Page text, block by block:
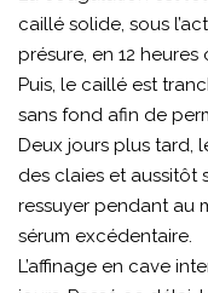
caillé solide, sous
présure, en 12
Puis, le caillé est
sans fond afin de
Deux jours plus tard,
des claies et aussitôt
ressuyer pendant au
sérum excédentaire.
L’affinage en cave